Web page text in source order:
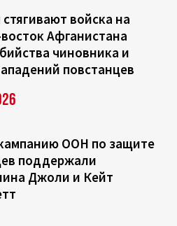
войска на
Афганистана
чиновника и
повстанцев
ООН по защите
поддержали
Джоли и Кейт